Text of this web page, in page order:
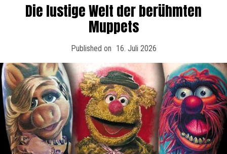
Die lustige Welt der berühmten
Muppets
Published on 16. Juli 2026